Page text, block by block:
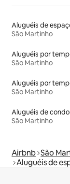
São Martinho
São Martinho
São Martinho
São Martinho
Airbnb São
Aluguéis de